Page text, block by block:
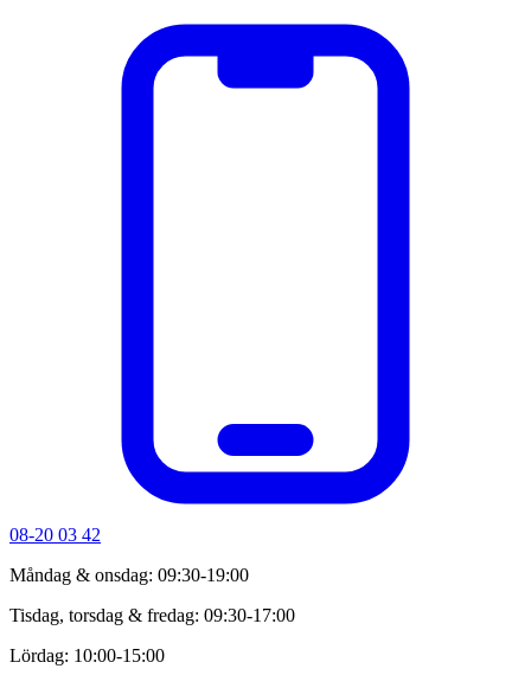
08-20 03 42
Måndag & onsdag: 09:30-19:00
Tisdag, torsdag & fredag: 09:30-17:00
Lördag: 10:00-15:00